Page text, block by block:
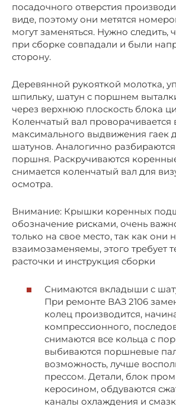
посадочного отверстия
виде, поэтому они метятся
могут заменяться. Нужно следить,
при сборке совпадали и были
сторону.
Деревянной рукояткой молотка,
шпильку, шатун с поршнем
через верхнюю плоскость блока
Коленчатый вал
максимального выдвижения гаек
шатунов. Аналогично
поршня. Раскручиваются
снимается коленчатый вал для
осмотра.
Внимание: Крышки коренных
обозначение рисками, очень
только на свое место, так как они
взаимозаменяемы, этого требует
расточки и инструкция сборки
Снимаются вкладыши с
При ремонте ВАЗ 2106
колец производится,
компрессионного,
снимаются все кольца с
выбиваются поршневые
возможность, лучше
прессом. Детали, блок
керосином, обдуваются
каналы охлаждения и